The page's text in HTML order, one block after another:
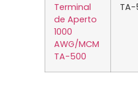
Terminal
de Aperto
1000
AWG/MCM
TA-500
TA-